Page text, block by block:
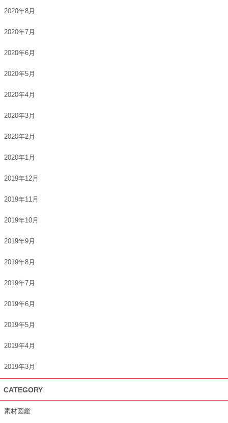
2020年8月
2020年7月
2020年6月
2020年5月
2020年4月
2020年3月
2020年2月
2020年1月
2019年12月
2019年11月
2019年10月
2019年9月
2019年8月
2019年7月
2019年6月
2019年5月
2019年4月
2019年3月
CATEGORY
素材図鑑